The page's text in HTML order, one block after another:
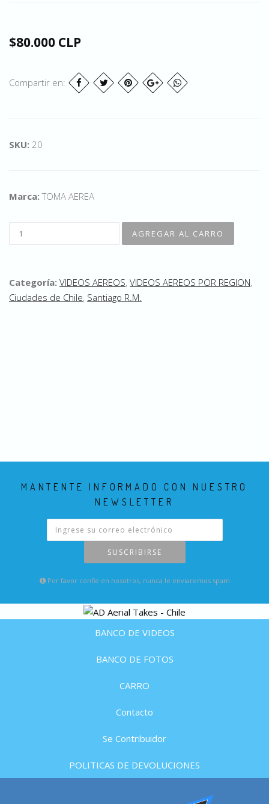
$80.000 CLP
Compartir en:
SKU: 20
Marca:TOMA AEREA
Categoría: VIDEOS AEREOS, VIDEOS AEREOS POR REGION,
Ciudades de Chile, Santiago R.M.
MANTENTE INFORMADO CON NUESTRO
NEWSLETTER
SUSCRIBIRSE
Por favor confie en nosotros, nunca le enviaremos spam
BANCO DE VIDEOS
BANCO DE FOTOS
CARRO
Contacto
Se Contribuidor
POLITICAS DE DEVOLUCIONES